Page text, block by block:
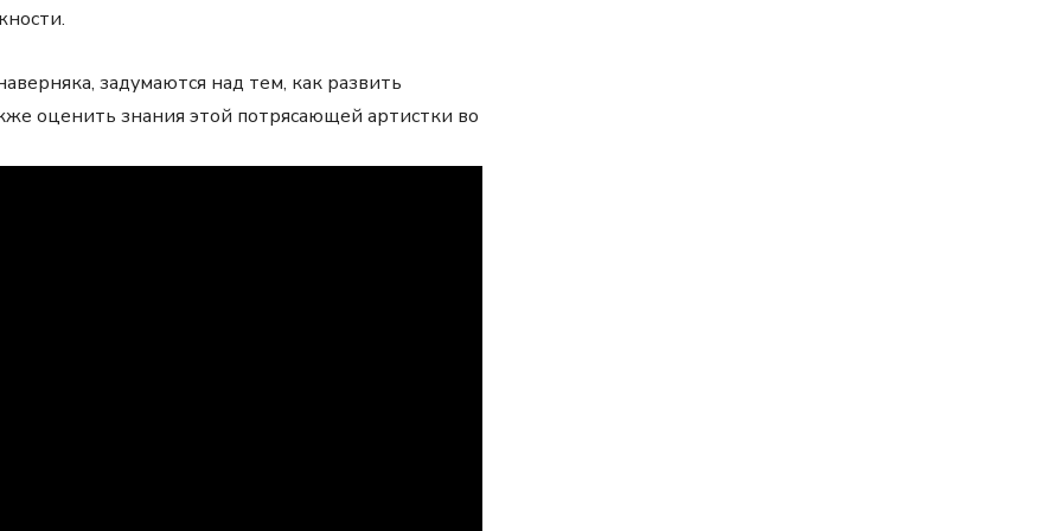
задумаются над тем, как развить
оценить знания этой потрясающей артистки во